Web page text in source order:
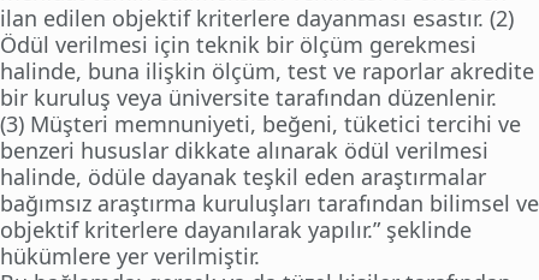
ilan edilen objektif kriterlere dayanması esastır. (2)
Ödül verilmesi için teknik bir ölçüm gerekmesi
halinde, buna ilişkin ölçüm, test ve raporlar akredite
bir kuruluş veya üniversite tarafından düzenlenir.
(3) Müşteri memnuniyeti, beğeni, tüketici tercihi ve
benzeri hususlar dikkate alınarak ödül verilmesi
halinde, ödüle dayanak teşkil eden araştırmalar
bağımsız araştırma kuruluşları tarafından bilimsel ve
objektif kriterlere dayanılarak yapılır.” şeklinde
hükümlere yer verilmiştir.